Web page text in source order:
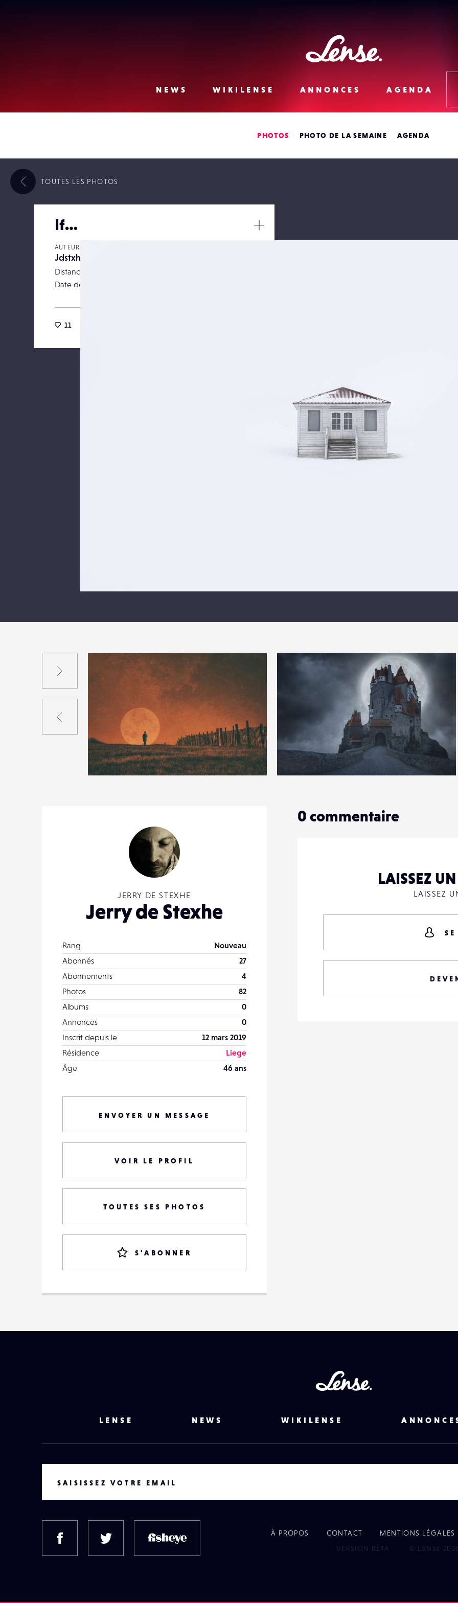
Lense
NEWS
WIKILENSE ANNONCES AGENDA
PHOTOS PHOTO DE LA SEMAINE AGENDA
If…
AUTEUR
Jdstxh
Distance focale
Date de publication
11
/
TOUTES LES PHOTOS
3
20 16
JERRY DE STEXHE
Jerry de Stexhe
Rang
Nouveau
Abonnés
27
Abonnements
4
Photos
82
Albums
0
Annonces
0
Inscrit depuis le
12 mars 2019
Résidence
Liege
Âge
46 ans
ENVOYER UN MESSAGE
VOIR LE PROFIL
TOUTES SES PHOTOS
S'ABONNER
0 commentaire
LAISSEZ
LAISSEZ
LENSE NEWS WIKILENSE
SAISISSEZ VOTRE EMAIL
FACEBOOK TWITTER
À PROPOS CONTACT
MENTIONS LÉGALES
VERSION BÊTA
© LENSE